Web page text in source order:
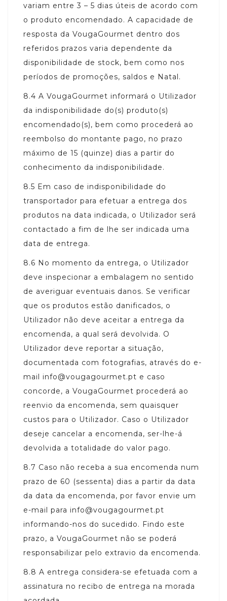
variam entre 3 – 5 dias úteis de acordo com
o produto encomendado. A capacidade de
resposta da VougaGourmet dentro dos
referidos prazos varia dependente da
disponibilidade de stock, bem como nos
períodos de promoções, saldos e Natal.
8.4 A VougaGourmet informará o Utilizador
da indisponibilidade do(s) produto(s)
encomendado(s), bem como procederá ao
reembolso do montante pago, no prazo
máximo de 15 (quinze) dias a partir do
conhecimento da indisponibilidade.
8.5 Em caso de indisponibilidade do
transportador para efetuar a entrega dos
produtos na data indicada, o Utilizador será
contactado a fim de lhe ser indicada uma
data de entrega.
8.6 No momento da entrega, o Utilizador
deve inspecionar a embalagem no sentido
de averiguar eventuais danos. Se verificar
que os produtos estão danificados, o
Utilizador não deve aceitar a entrega da
encomenda, a qual será devolvida. O
Utilizador deve reportar a situação,
documentada com fotografias, através do e-
mail info@vougagourmet.pt e caso
concorde, a VougaGourmet procederá ao
reenvio da encomenda, sem quaisquer
custos para o Utilizador. Caso o Utilizador
deseje cancelar a encomenda, ser-lhe-á
devolvida a totalidade do valor pago.
8.7 Caso não receba a sua encomenda num
prazo de 60 (sessenta) dias a partir da data
da data da encomenda, por favor envie um
e-mail para info@vougagourmet.pt
informando-nos do sucedido. Findo este
prazo, a VougaGourmet não se poderá
responsabilizar pelo extravio da encomenda.
8.8 A entrega considera-se efetuada com a
assinatura no recibo de entrega na morada